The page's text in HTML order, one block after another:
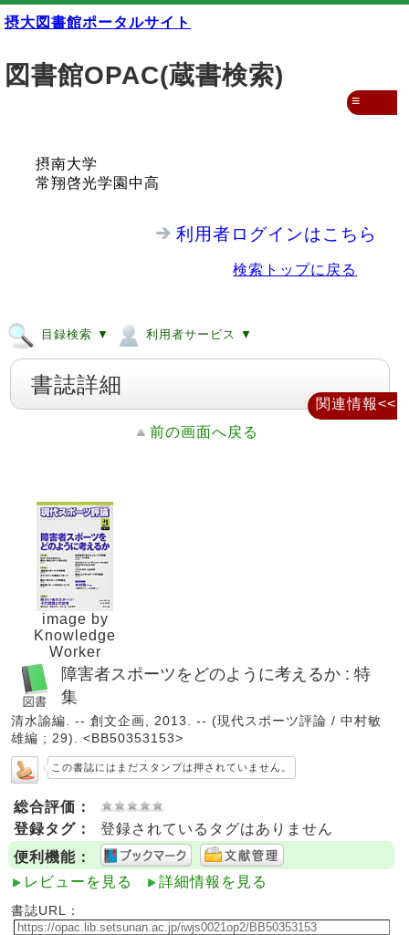
摂大図書館ポータルサイト
図書館OPAC(蔵書検索)
摂南大学
常翔啓光学園中高
利用者ログインはこちら
検索トップに戻る
目録検索 ▼ 利用者サービス ▼
≡
書誌詳細
前の画面へ戻る
image by
Knowledge
Worker
障害者スポーツをどのように考えるか : 特
集
清水諭編. -- 創文企画, 2013. -- (現代スポーツ評論 / 中村敏
雄編 ; 29). <BB50353153>
この書誌にはまだスタンプは押されていません。
総合評価：
登録タグ：
登録されているタグはありません
便利機能：
レビューを見る
詳細情報を見る
書誌URL：
関連情報<<